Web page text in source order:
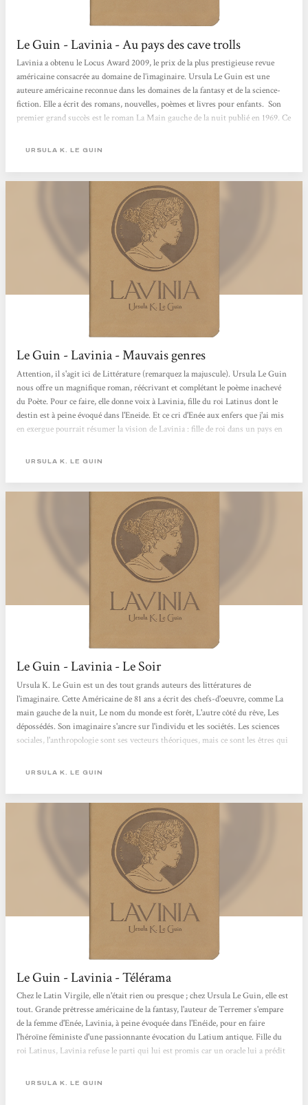
Le Guin - Lavinia - Au pays des cave trolls
Lavinia a obtenu le Locus Award 2009, le prix de la plus prestigieuse revue
américaine consacrée au domaine de l’imaginaire. Ursula Le Guin est une
auteure américaine reconnue dans les domaines de la fantasy et de la science-
fiction. Elle a écrit des romans, nouvelles, poèmes et livres pour enfants. Son
premier grand succès est le roman La Main gauche de la nuit publié en 1969. Ce
ses romans, on peut citer le cycle de l’Ekumen et le cycle de Terremer. Lavinia
URSULA K. LE GUIN
Le Guin - Lavinia - Mauvais genres
Attention, il s'agit ici de Littérature (remarquez la majuscule). Ursula Le Guin
nous offre un magnifique roman, réécrivant et complétant le poème inachevé
du Poète. Pour ce faire, elle donne voix à Lavinia, fille du roi Latinus dont le
destin est à peine évoqué dans l'Eneide. Et ce cri d'Enée aux enfers que j'ai mis
en exergue pourrait résumer la vision de Lavinia : fille de roi dans un pays en
guerre est rendue inévitable par la personnalité des chefs de la région qui...
URSULA K. LE GUIN
Le Guin - Lavinia - Le Soir
Ursula K. Le Guin est un des tout grands auteurs des littératures de
l'imaginaire. Cette Américaine de 81 ans a écrit des chefs-d'oeuvre, comme La
main gauche de la nuit, Le nom du monde est forêt, L'autre côté du rêve, Les
dépossédés. Son imaginaire s'ancre sur l'individu et les sociétés. Les sciences
sociales, l'anthropologie sont ses vecteurs théoriques, mais ce sont les êtres qui
humains ou extraterrestres d'ailleurs, et des mondes qui sont à ce point
URSULA K. LE GUIN
Le Guin - Lavinia - Télérama
Chez le Latin Virgile, elle n'était rien ou presque ; chez Ursula Le Guin, elle est
tout. Grande prêtresse américaine de la fantasy, l'auteur de Terremer s'empare
de la femme d'Enée, Lavinia, à peine évoquée dans l'Enéide, pour en faire
l'héroïne féministe d'une passionnante évocation du Latium antique. Fille du
roi Latinus, Lavinia refuse le parti qui lui est promis car un oracle lui a prédit
ira jusqu'au bout... On retrouve ici les thèmes qui depuis cinquante ans
URSULA K. LE GUIN